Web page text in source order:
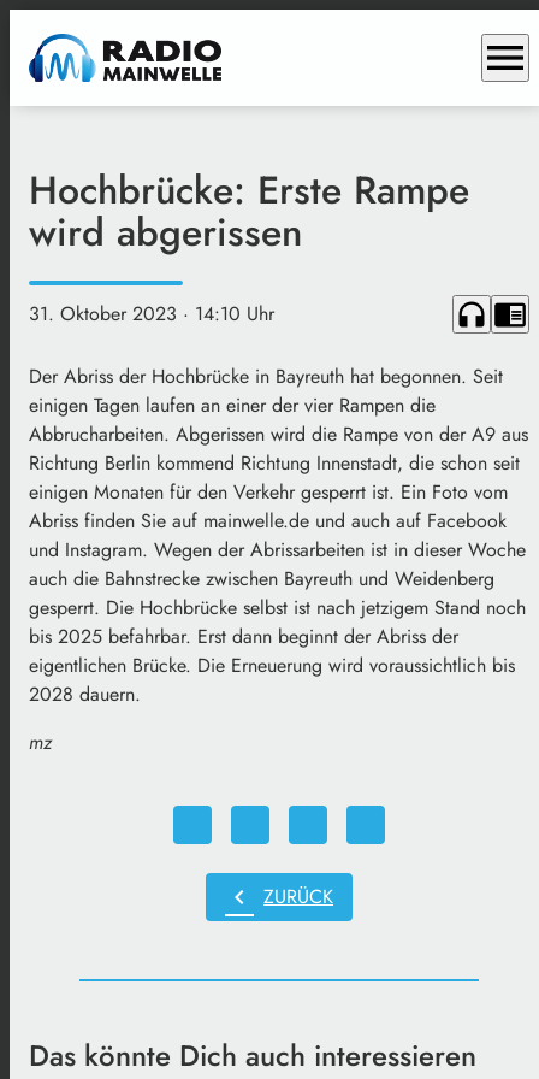
menu
Hochbrücke: Erste Rampe
wird abgerissen
31. Oktober 2023 · 14:10 Uhr headphones chrome_reader_mode
Der Abriss der Hochbrücke in Bayreuth hat begonnen. Seit
einigen Tagen laufen an einer der vier Rampen die
Abbrucharbeiten. Abgerissen wird die Rampe von der A9 aus
Richtung Berlin kommend Richtung Innenstadt, die schon seit
einigen Monaten für den Verkehr gesperrt ist. Ein Foto vom
Abriss finden Sie auf mainwelle.de und auch auf Facebook
und Instagram. Wegen der Abrissarbeiten ist in dieser Woche
auch die Bahnstrecke zwischen Bayreuth und Weidenberg
gesperrt. Die Hochbrücke selbst ist nach jetzigem Stand noch
bis 2025 befahrbar. Erst dann beginnt der Abriss der
eigentlichen Brücke. Die Erneuerung wird voraussichtlich bis
2028 dauern.
mz
chevron_left ZURÜCK
Das könnte Dich auch interessieren